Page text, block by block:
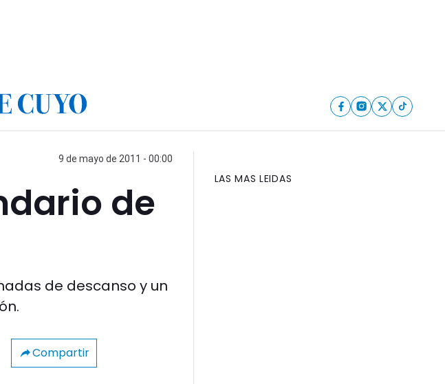
9 de mayo de 2011 - 00:00
de
de descanso y un
Compartir
LAS MAS LEIDAS